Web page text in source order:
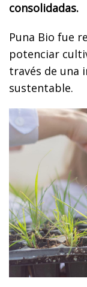
consolidadas.
Puna Bio fue
potenciar
través de una
sustentable.